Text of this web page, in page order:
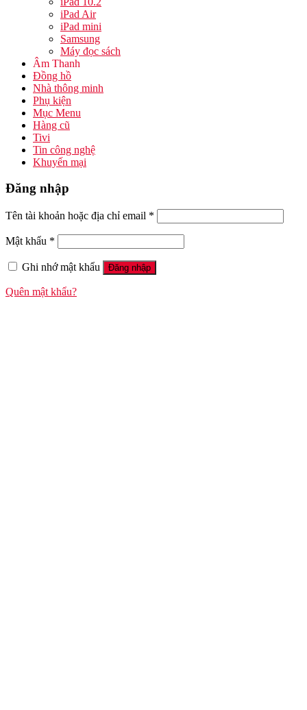
iPad Air
iPad mini
Samsung
Máy đọc sách
Âm Thanh
Đồng hồ
Nhà thông minh
Phụ kiện
Mục Menu
Hàng cũ
Tivi
Tin công nghệ
Khuyến mại
Đăng nhập
Tên tài khoản hoặc địa chỉ email *
Mật khẩu *
Ghi nhớ mật khẩu Đăng nhập
Quên mật khẩu?